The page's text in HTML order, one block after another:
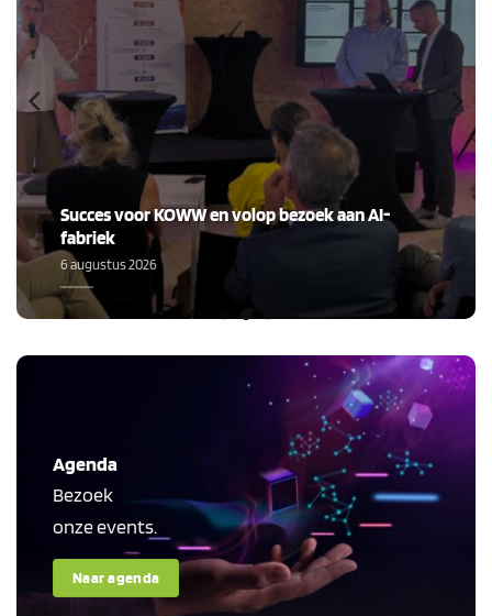
Succes voor KOWW en volop bezoek aan AI-
fabriek
6 augustus 2026
Agenda
Bezoek
onze events.
Naar agenda